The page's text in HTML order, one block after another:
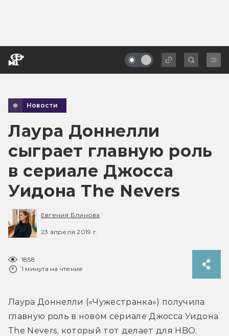
Новости
Лаура Доннелли
сыграет главную роль
в сериале Джосса
Уидона The Nevers
Евгения Блинова
23 апреля 2019 г.
1858
1 минута на чтение
Лаура Доннелли («Чужестранка») получила
главную роль в новом сериале Джосса Уидона
The Nevers, который тот делает для HBO.